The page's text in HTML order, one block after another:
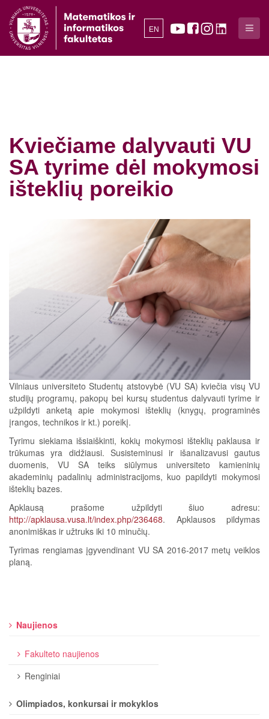
EN
Kviečiame dalyvauti VU
SA tyrime dėl mokymosi
išteklių poreikio
Vilniaus universiteto Studentų atstovybė (VU SA) kviečia visų VU
studijų programų, pakopų bei kursų studentus dalyvauti tyrime ir
užpildyti anketą apie mokymosi išteklių (knygų, programinės
įrangos, technikos ir kt.) poreikį.
Tyrimu siekiama išsiaiškinti, kokių mokymosi išteklių paklausa ir
trūkumas yra didžiausi. Susisteminusi ir išanalizavusi gautus
duomenis, VU SA teiks siūlymus universiteto kamieninių
akademinių padalinių administracijoms, kuo papildyti mokymosi
išteklių bazes.
Apklausą prašome užpildyti šiuo adresu:
http://apklausa.vusa.lt/index.php/236468. Apklausos pildymas
anonimiškas ir užtruks iki 10 minučių.
Tyrimas rengiamas įgyvendinant VU SA 2016-2017 metų veiklos
planą.
Naujienos
Fakulteto naujienos
Renginiai
Olimpiados, konkursai ir mokyklos